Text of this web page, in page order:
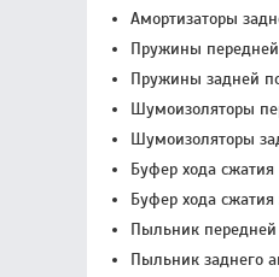
Амортизаторы
Пружины передней
Пружины задней
Шумоизоляторы
Шумоизоляторы
Буфер хода сжатия
Буфер хода сжатия
Пыльник передней
Пыльник заднего